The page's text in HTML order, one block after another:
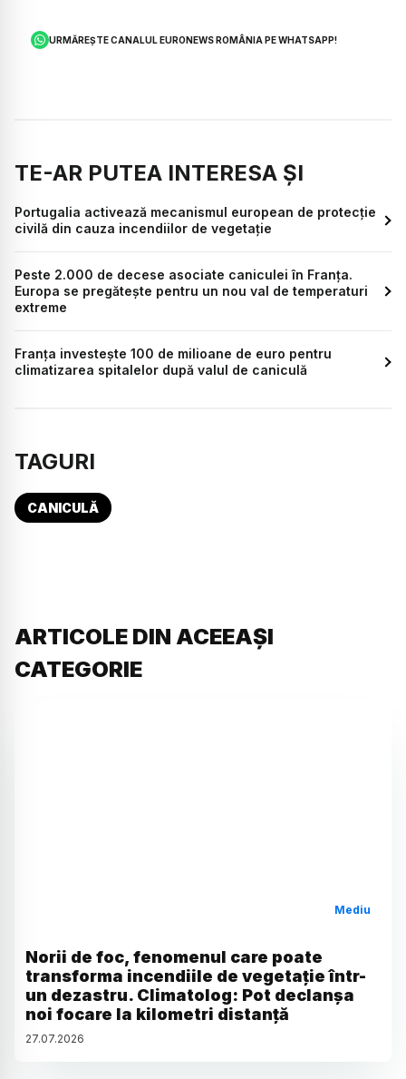
URMĂREȘTE CANALUL EURONEWS ROMÂNIA PE WHATSAPP!
TE-AR PUTEA INTERESA ȘI
Portugalia activează mecanismul european de protecție
civilă din cauza incendiilor de vegetație
Peste 2.000 de decese asociate caniculei în Franța.
Europa se pregătește pentru un nou val de temperaturi
extreme
Franța investește 100 de milioane de euro pentru
climatizarea spitalelor după valul de caniculă
TAGURI
CANICULĂ
ARTICOLE DIN ACEEAȘI
CATEGORIE
Mediu
Norii de foc, fenomenul care poate
transforma incendiile de vegetație într-
un dezastru. Climatolog: Pot declanșa
noi focare la kilometri distanță
27.07.2026